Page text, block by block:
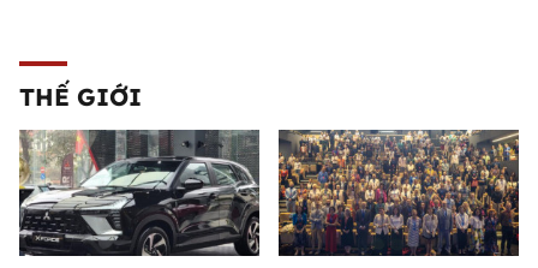
THẾ GIỚI